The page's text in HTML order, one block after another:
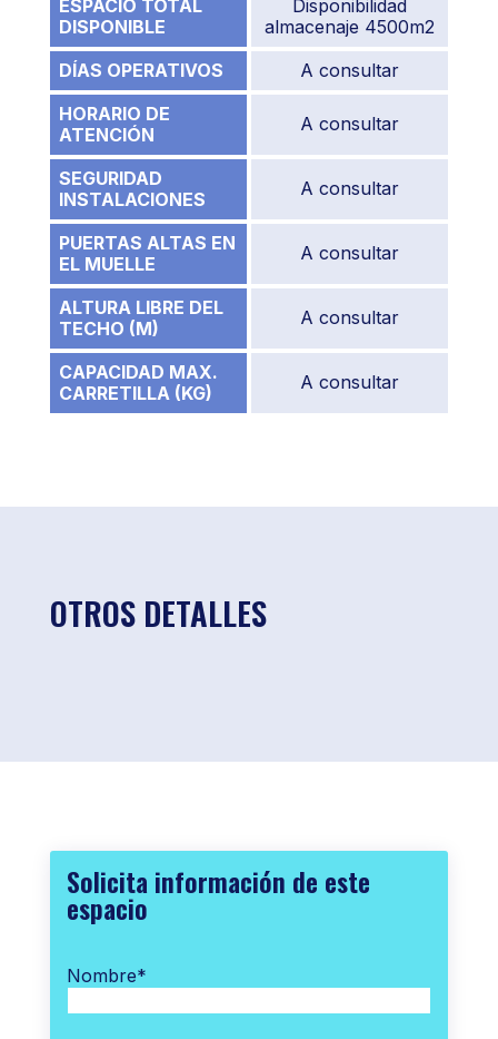
ESPACIO TOTAL
DISPONIBLE
Disponibilidad
almacenaje 4500m2
DÍAS OPERATIVOS
A consultar
HORARIO DE
ATENCIÓN
A consultar
SEGURIDAD
INSTALACIONES
A consultar
PUERTAS ALTAS EN
EL MUELLE
A consultar
ALTURA LIBRE DEL
TECHO (M)
A consultar
CAPACIDAD MAX.
CARRETILLA (KG)
A consultar
OTROS DETALLES
Solicita información de este
espacio
Nombre*